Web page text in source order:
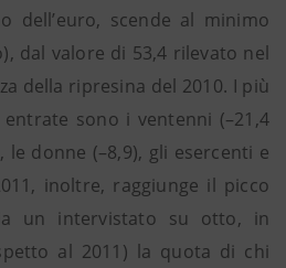
dell’euro, scende al minimo
dal valore di 53,4 rilevato nel
della ripresina del 2010. I più
sono i ventenni (–21,4
donne (–8,9), gli esercenti e
inoltre, raggiunge il picco
un intervistato su otto, in
al 2011) la quota di chi